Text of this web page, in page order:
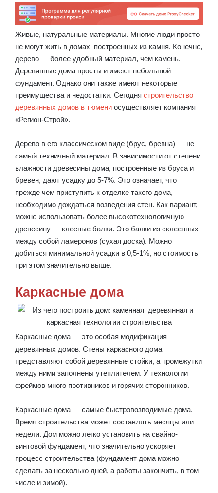
Живые, натуральные материалы. Многие люди просто
не могут жить в домах, построенных из камня. Конечно,
дерево — более удобный материал, чем камень.
Деревянные дома просты и имеют небольшой
фундамент. Однако они также имеют некоторые
преимущества и недостатки. Сегодня строительство
деревянных домов в тюмени осуществляет компания
«Регион-Строй».
Дерево в его классическом виде (брус, бревна) — не
самый техничный материал. В зависимости от степени
влажности древесины дома, построенные из бруса и
бревен, дают усадку до 5-7%. Это означает, что
прежде чем приступить к отделке такого дома,
необходимо дождаться возведения стен. Как вариант,
можно использовать более высокотехнологичную
древесину — клееные балки. Это балки из склеенных
между собой ламеронов (сухая доска). Можно
добиться минимальной усадки в 0,5-1%, но стоимость
при этом значительно выше.
Каркасные дома
Каркасные дома — это особая модификация
деревянных домов. Стены каркасного дома
представляют собой деревянные стойки, а промежутки
между ними заполнены утеплителем. У технологии
фреймов много противников и горячих сторонников.
Каркасные дома — самые быстровозводимые дома.
Время строительства может составлять месяцы или
недели. Дом можно легко установить на свайно-
винтовой фундамент, что значительно ускоряет
процесс строительства (фундамент дома можно
сделать за несколько дней, а работы закончить, в том
числе и зимой).